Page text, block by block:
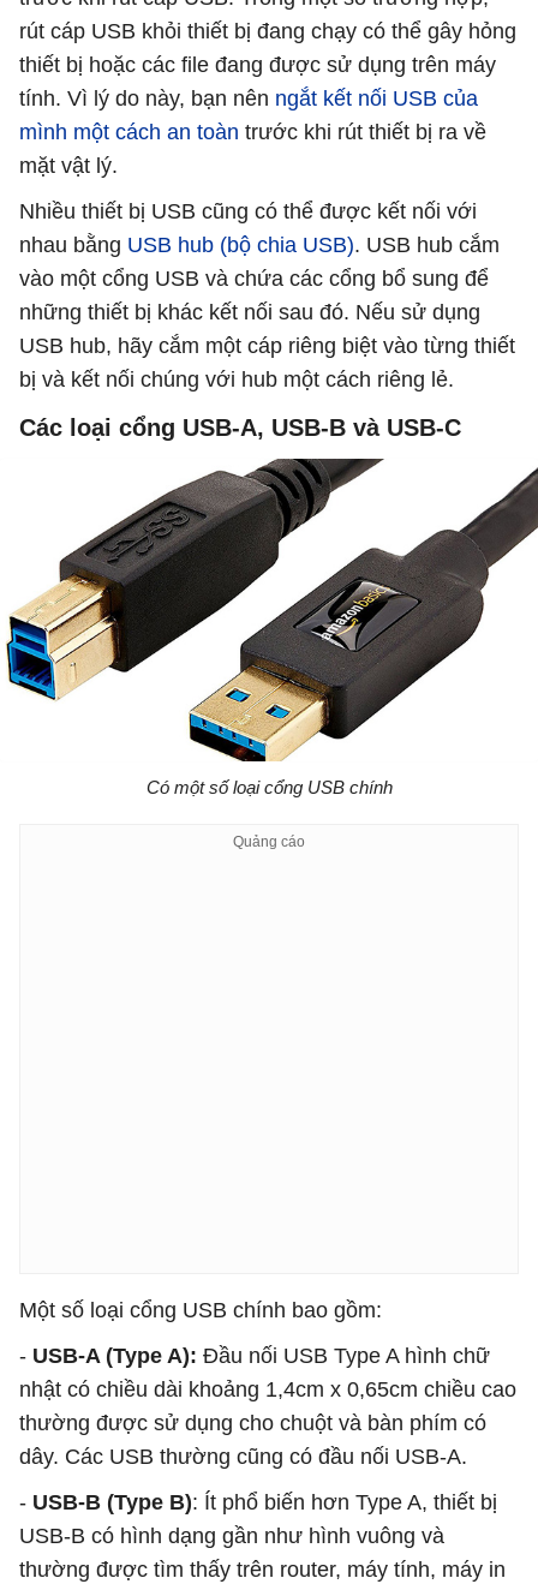
rút ​​cáp USB khỏi thiết bị đang chạy có thể gây hỏng
thiết bị hoặc các file đang được sử dụng trên máy
tính. Vì lý do này, bạn nên ngắt kết nối USB của
mình một cách an toàn trước khi rút thiết bị ra về
mặt vật lý.
Nhiều thiết bị USB cũng có thể được kết nối với
nhau bằng USB hub (bộ chia USB). USB hub cắm
vào một cổng USB và chứa các cổng bổ sung để
những thiết bị khác kết nối sau đó. Nếu sử dụng
USB hub, hãy cắm một cáp riêng biệt vào từng thiết
bị và kết nối chúng với hub một cách riêng lẻ.
Các loại cổng USB-A, USB-B và USB-C
Có một số loại cổng USB chính
Một số loại cổng USB chính bao gồm:
- USB-A (Type A): Đầu nối USB Type A hình chữ
nhật có chiều dài khoảng 1,4cm x 0,65cm chiều cao
thường được sử dụng cho chuột và bàn phím có
dây. Các USB thường cũng có đầu nối USB-A.
- USB-B (Type B): Ít phổ biến hơn Type A, thiết bị
USB-B có hình dạng gần như hình vuông và
thường được tìm thấy trên router, máy tính, máy in